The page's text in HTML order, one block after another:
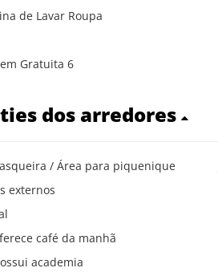
de Lavar Roupa
Gratuita 6
dos arredores
/ Área para piquenique
externos
café da manhã
academia